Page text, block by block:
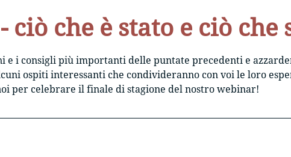
che è stato e ciò che
e i consigli più importanti delle puntate precedenti e
ospiti interessanti che condivideranno con voi le loro
per celebrare il finale di stagione del nostro webinar!